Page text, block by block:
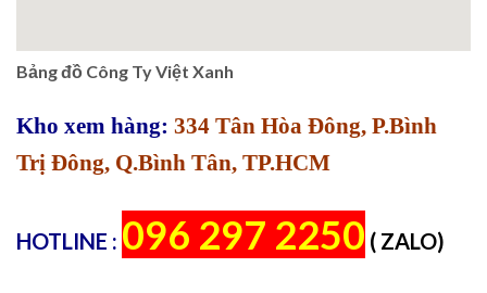
Bảng đồ Công Ty Việt Xanh
Kho xem hàng: 334 Tân Hòa Đông, P.Bình
Trị Đông, Q.Bình Tân, TP.HCM
HOTLINE : 096 297 2250 ( ZALO)